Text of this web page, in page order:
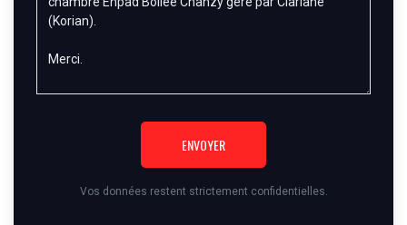
ENVOYER
Vos données restent strictement confidentielles.